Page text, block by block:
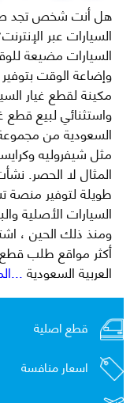
هل أنت شخص تجد
السيارات عبر
السيارات مضيعة
وإضاعة الوقت
مكينة لقطع غيار
واستثنائي لبيع قطع
السعودية من مجموعة
مثل شيفروليه
طويلة لتوفير منصة
السيارات الأصلية
أكثر مواقع طلب قطع
العربية السعودية
قطع اصلية
اسعار منافسة